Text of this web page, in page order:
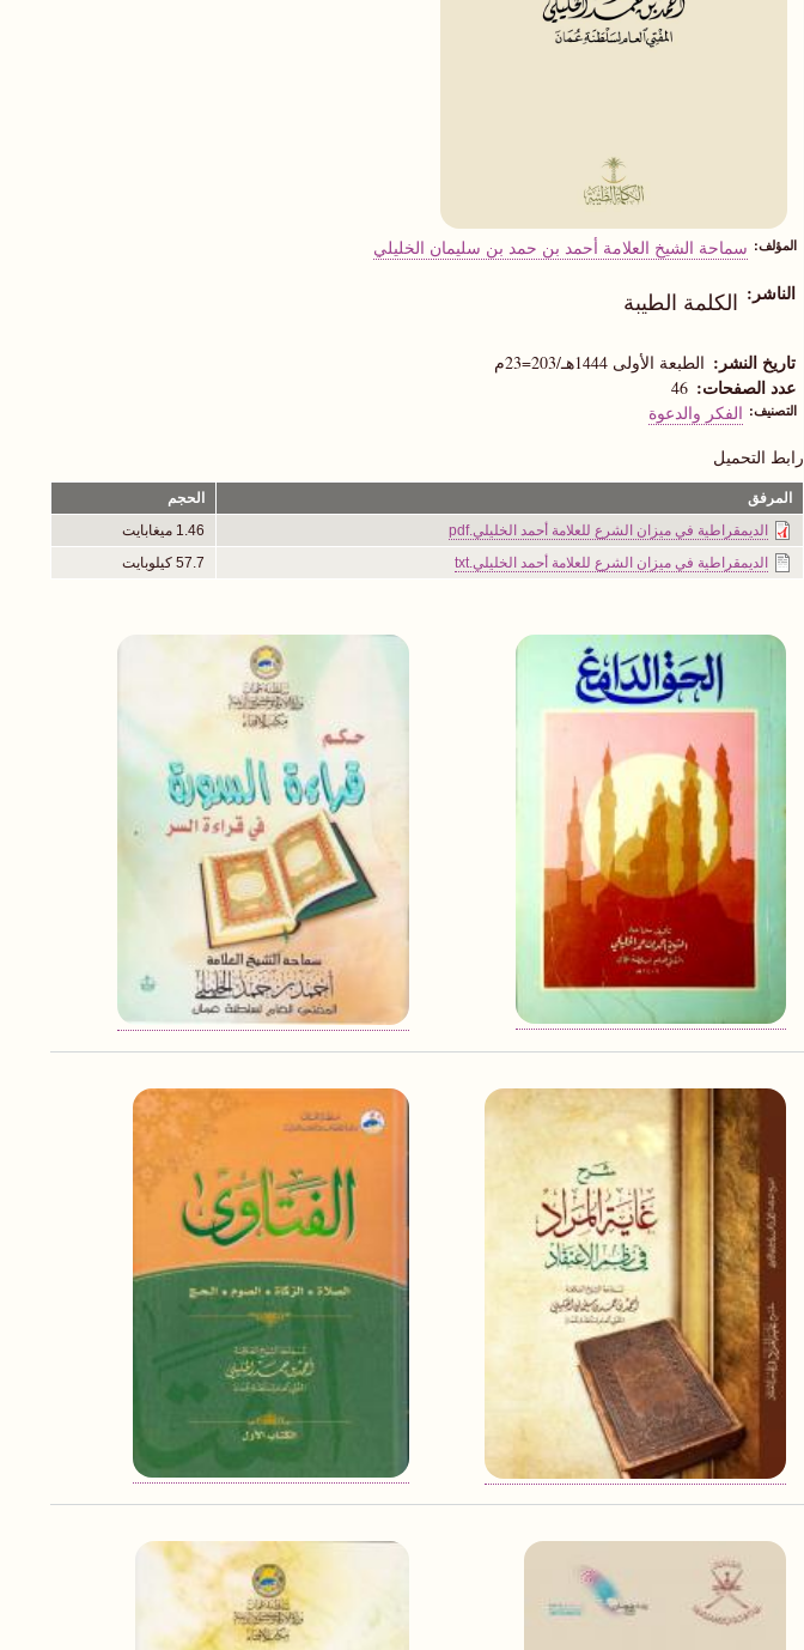
المؤلف سماحة الشيخ العلامة أحمد بن حمد بن سليمان الخليلي
الناشر الكلمة الطيبة
تاريخ النشر الطبعة الأولى 1444هـ/203=23م
عدد الصفحات 46
التصنيف الفكر والدعوة
رابط التحميل
المرفق
الحجم
الديمقراطية في ميزان الشرع للعلامة أحمد الخليلي.pdf
1.46 ميغابايت
الديمقراطية في ميزان الشرع للعلامة أحمد الخليلي.txt
57.7 كيلوبايت